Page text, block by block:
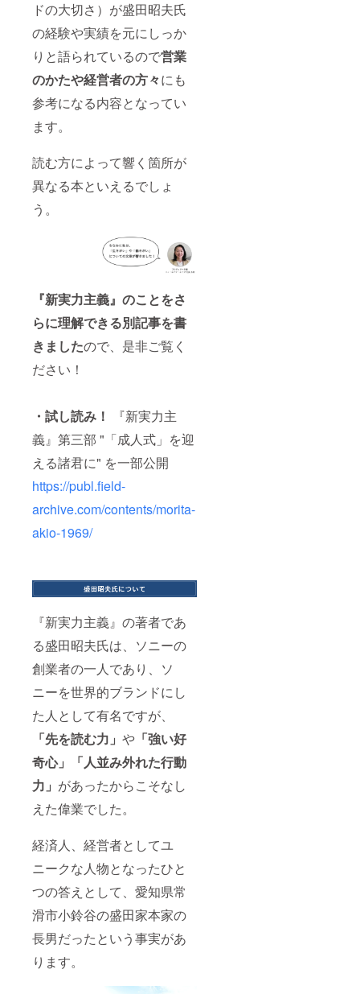
ドの大切さ）が盛田昭夫氏
の経験や実績を元にしっか
りと語られているので営業
のかたや経営者の方々にも
参考になる内容となってい
ます。
読む方によって響く箇所が
異なる本といえるでしょ
う。
『新実力主義』のことをさ
らに理解できる別記事を書
きましたので、是非ご覧く
ださい！
・ 試し読み！
『新実力主
義』第三部 "「成人式」を迎
える諸君に" を一部公開
https://publ.field-
archive.com/contents/morita-
akio-1969/
『新実力主義』の著者であ
る盛田昭夫氏は、ソニーの
創業者の一人であり、ソ
ニーを世界的ブランドにし
た人として有名ですが、
「先を読む力」 や 「強い好
奇心」
「人並み外れた行動
力」 があったからこそなし
えた偉業でした。
経済人、経営者としてユ
ニークな人物となったひと
つの答えとして、愛知県常
滑市小鈴谷の盛田家本家の
長男だったという事実があ
ります。